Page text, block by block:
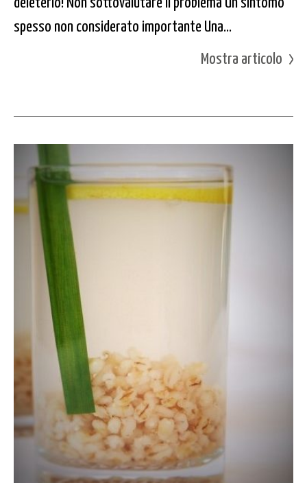
spesso non considerato importante Una...
Mostra articolo